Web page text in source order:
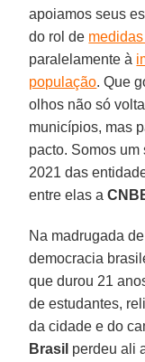
apoiamos seus
do rol de
paralelamente à
população. Que
olhos não só
municípios, mas
pacto. Somos um
2021 das
entre elas a
Na madrugada
democracia
que durou 21
de estudantes,
da cidade e do
Brasil perdeu ali